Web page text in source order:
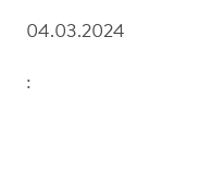
04.03.2024
: